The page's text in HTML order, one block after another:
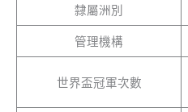
隸屬洲別
管理機構
世界盃冠軍次數